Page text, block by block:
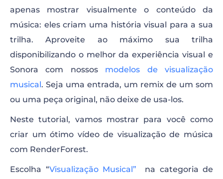
apenas mostrar visualmente o conteúdo da
música: eles criam uma história visual para a sua
trilha. Aproveite ao máximo sua trilha
disponibilizando o melhor da experiência visual e
Sonora com nossos modelos de visualização
musical. Seja uma entrada, um remix de um som
ou uma peça original, não deixe de usa-los.
Neste tutorial, vamos mostrar para você como
criar um ótimo vídeo de visualização de música
com RenderForest.
Escolha “Visualização Musical”
na categoria de